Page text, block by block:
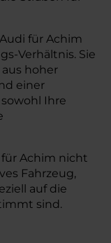
für Achim
Verhältnis. Sie
hoher
einer
Ihre
Achim nicht
Fahrzeug,
auf die
sind.